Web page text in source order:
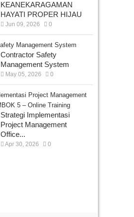
KEANEKARAGAMAN
HAYATI PROPER HIJAU
Jun 09, 2026 0
Contractor Safety
Management System
May 05, 2026 0
Strategi Implementasi
Project Management
Office...
Apr 30, 2026 0